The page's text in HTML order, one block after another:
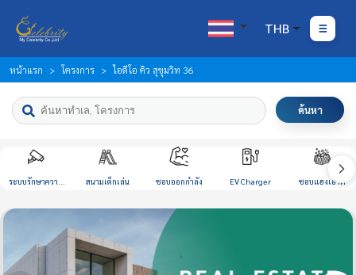
THB
หน้าแรก โครงการ ไอดีโอ คิว สุขุมวิท 36
ค้นหา
ระบบรักษาความ สนามเด็กเล่น ชอบออกกำลัง EV Charger ชอบแฮงเอาท์